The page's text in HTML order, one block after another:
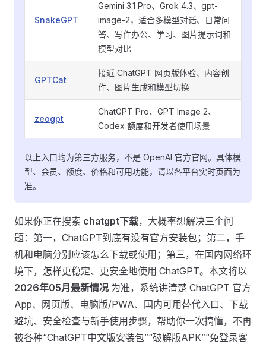
SnakeGPT
Gemini 3.1 Pro、Grok 4.3、gpt-
image-2，适合多模型对话、日常问
答、写作办公、学习、图片提示词和
模型对比
GPTCat
接近 ChatGPT 网页版体验、内容创
作、图片生成和模型切换
zeogpt
ChatGPT Pro、GPT Image 2、
Codex 额度和开发者使用场景
以上入口均为第三方服务，不是 OpenAI 官方官网。具体模
型、会员、额度、价格和可用功能，请以各平台实时页面为
准。
如果你正在搜索 chatgpt下载，大概率想解决三个问
题：第一，ChatGPT到底有没有官方安装包；第二，手
机和电脑分别应该怎么下载或使用；第三，在国内网络环
境下，怎样更稳定、更安全地使用 ChatGPT。本文将以
2026年05月最新情况 为准，系统讲清楚 ChatGPT 官方
App、网页版、电脑版/PWA、国内可用替代入口、下载
避坑、安全检查与新手使用步骤，帮助你一次搞懂，不再
被各种“ChatGPT中文版安装包”“破解版APK”“免登录客